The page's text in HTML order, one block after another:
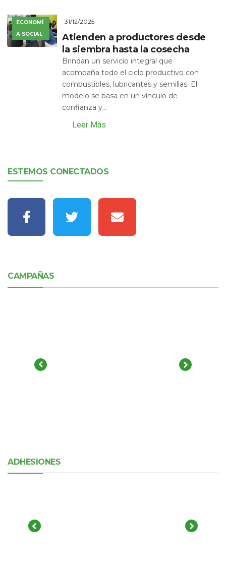
ECONOMÍ
A SOCIAL
31/12/2025
Atienden a productores desde
la siembra hasta la cosecha
Brindan un servicio integral que
acompaña todo el ciclo productivo con
combustibles, lubricantes y semillas. El
modelo se basa en un vínculo de
confianza y...
Leer Más
ESTEMOS CONECTADOS
CAMPAÑAS
ADHESIONES